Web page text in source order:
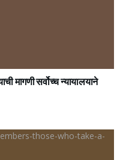
मागणी सर्वोच्च न्यायालयाने